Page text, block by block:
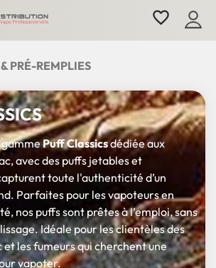
favorite_border
PRÉ-REMPLIES
gammePuff Classicsdédiée aux
avec des puffs jetables et
toute l'authenticité d’un
Parfaites pour les vapoteurs en
nos puffs sont prêtes à l’emploi, sans
Idéale pour les clientèles des
et les fumeurs qui cherchent une
vapoter.